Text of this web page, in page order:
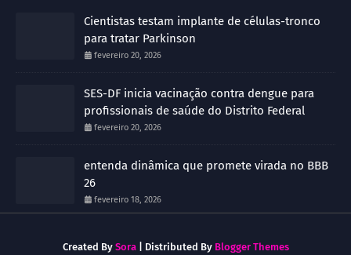
Cientistas testam implante de células-tronco
para tratar Parkinson
fevereiro 20, 2026
SES-DF inicia vacinação contra dengue para
profissionais de saúde do Distrito Federal
fevereiro 20, 2026
entenda dinâmica que promete virada no BBB
26
fevereiro 18, 2026
Created By Sora| Distributed By Blogger Themes